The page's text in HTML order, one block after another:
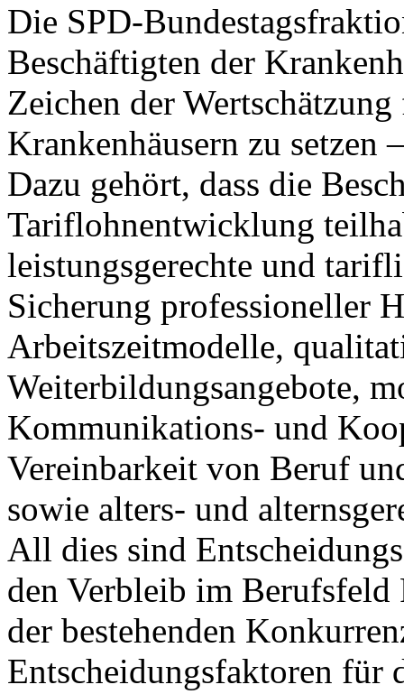
Die SPD-
Beschäftigten der
Zeichen der
Krankenhäusern zu setzen
Dazu gehört, dass die
Tariflohnentwicklung
leistungsgerechte und
Sicherung professioneller
Arbeitszeitmodelle,
Weiterbildungsangebote,
Kommunikations- und
Vereinbarkeit von Beruf
sowie alters- und
All dies sind
den Verbleib im Berufsfeld
der bestehenden
Entscheidungsfaktoren für